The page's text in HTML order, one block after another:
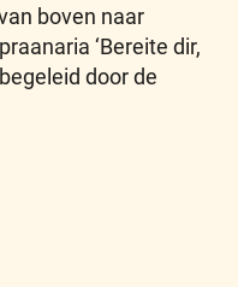
boven naar
‘Bereite dir,
door de